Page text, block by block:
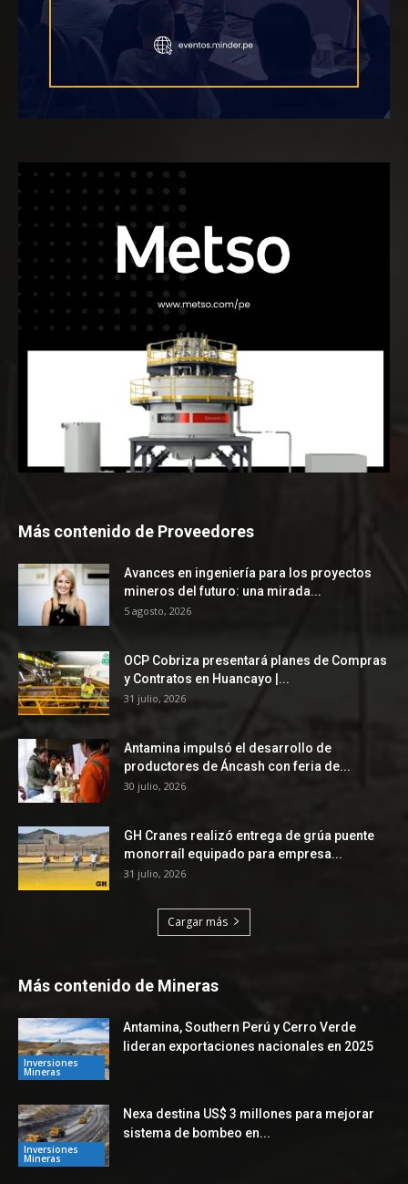
Más contenido de Proveedores
Avances en ingeniería para los proyectos
mineros del futuro: una mirada...
5 agosto, 2026
OCP Cobriza presentará planes de Compras
y Contratos en Huancayo |...
31 julio, 2026
Antamina impulsó el desarrollo de
productores de Áncash con feria de...
30 julio, 2026
GH Cranes realizó entrega de grúa puente
monorraíl equipado para empresa...
31 julio, 2026
Cargar más
Más contenido de Mineras
Inversiones
Mineras
Antamina, Southern Perú y Cerro Verde
lideran exportaciones nacionales en 2025
Inversiones
Mineras
Nexa destina US$ 3 millones para mejorar
sistema de bombeo en...